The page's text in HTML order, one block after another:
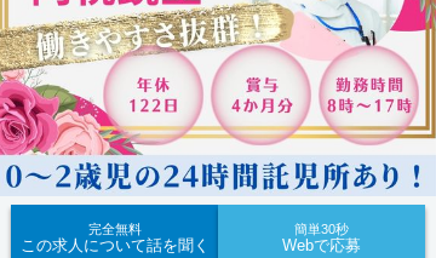
完全無料
この求人について話を聞く
簡単30秒
Webで応募